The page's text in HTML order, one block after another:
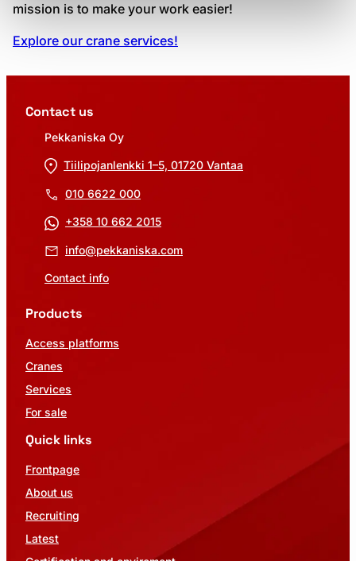
mission is to make your work easier!
Explore our crane services!
Contact us
Pekkaniska Oy
Tiilipojanlenkki 1–5, 01720 Vantaa
010 6622 000
+358 10 662 2015
info@pekkaniska.com
Contact info
Products
Access platforms
Cranes
Services
For sale
Quick links
Frontpage
About us
Recruiting
Latest